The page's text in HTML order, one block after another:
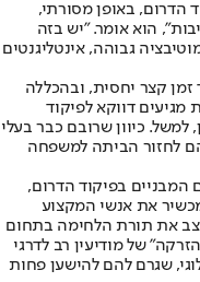
הדרום, באופן מסורתי,
הוא אומר. "יש בזה
גבוהה, אינטליגנטים
קצר יחסית, ובהכללה
מגיעים דווקא לפיקוד
למשל. כיוון שרובם כבר בעלי
לחזור הביתה למשפחה
המבניים בפיקוד הדרום,
את אנשי המקצוע
את תורת הלחימה בתחום
של מודיעין רב לדרגי
שגרם להם להישען פחות